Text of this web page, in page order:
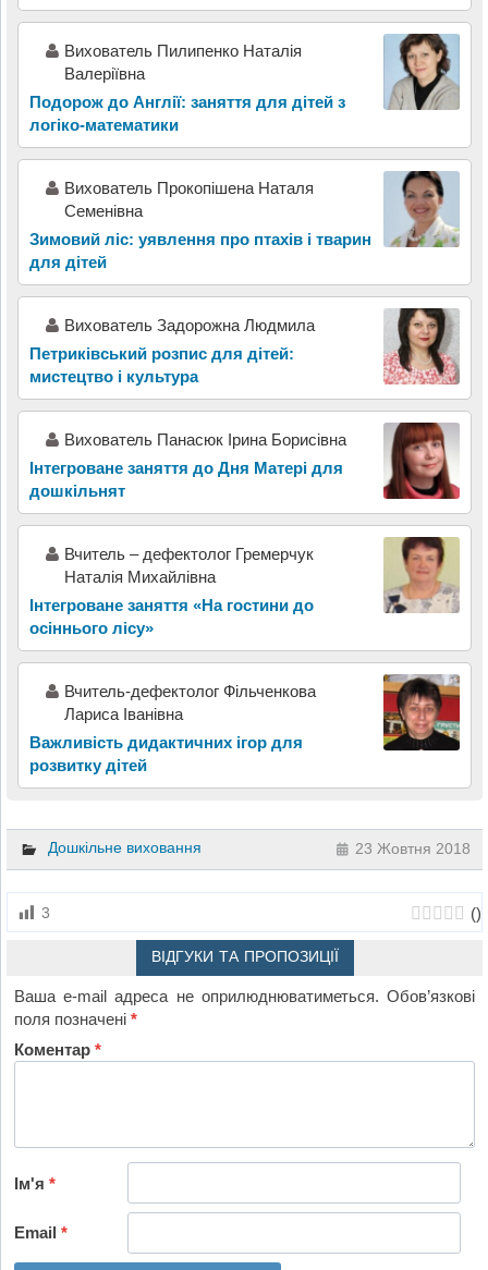
Вихователь Пилипенко Наталія
Валеріївна
Подорож до Англії: заняття для дітей з
логіко-математики
Вихователь Прокопішена Наталя
Семенівна
Зимовий ліс: уявлення про птахів і тварин
для дітей
Вихователь Задорожна Людмила
Петриківський розпис для дітей:
мистецтво і культура
Вихователь Панасюк Ірина Борисівна
Інтегроване заняття до Дня Матері для
дошкільнят
Вчитель – дефектолог Гремерчук
Наталія Михайлівна
Інтегроване заняття «На гостини до
осіннього лісу»
Вчитель-дефектолог Фільченкова
Лариса Іванівна
Важливість дидактичних ігор для
розвитку дітей
Дошкільне виховання 23 Жовтня 2018
3 ()
ВІДГУКИ ТА ПРОПОЗИЦІЇ
Ваша e-mail адреса не оприлюднюватиметься. Обов’язкові
поля позначені*
Коментар*
Ім'я*
Email*